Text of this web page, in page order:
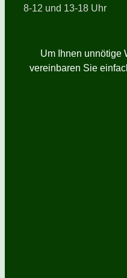
8-12 und 13-18 Uhr
Um Ihnen unnötige
vereinbaren Sie